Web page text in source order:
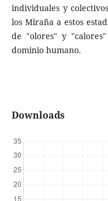
individuales y
los Miraña a estos
de "olores" y
dominio humano.
Downloads